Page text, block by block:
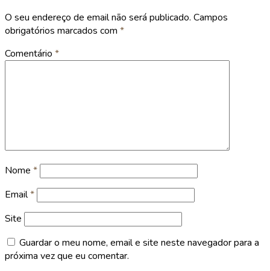
O seu endereço de email não será publicado. Campos
obrigatórios marcados com *
Comentário *
Nome *
Email*
Site
Guardar o meu nome, email e site neste navegador para a
próxima vez que eu comentar.